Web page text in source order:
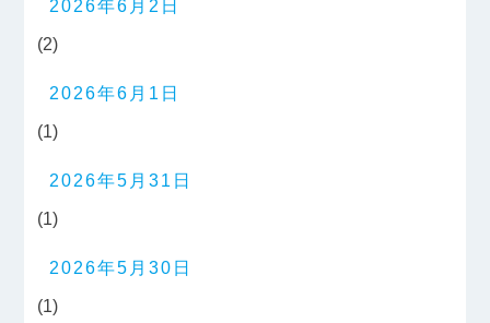
2026年6月2日
(2)
2026年6月1日
(1)
2026年5月31日
(1)
2026年5月30日
(1)